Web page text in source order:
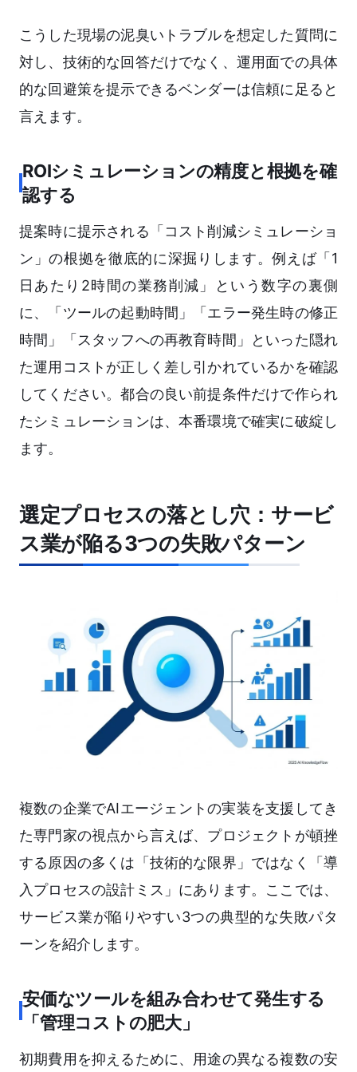
こうした現場の泥臭いトラブルを想定した質問に
対し、技術的な回答だけでなく、運用面での具体
的な回避策を提示できるベンダーは信頼に足ると
言えます。
ROIシミュレーションの精度と根拠を確
認する
提案時に提示される「コスト削減シミュレーショ
ン」の根拠を徹底的に深掘りします。例えば「1
日あたり2時間の業務削減」という数字の裏側
に、「ツールの起動時間」「エラー発生時の修正
時間」「スタッフへの再教育時間」といった隠れ
た運用コストが正しく差し引かれているかを確認
してください。都合の良い前提条件だけで作られ
たシミュレーションは、本番環境で確実に破綻し
ます。
選定プロセスの落とし穴：サービ
ス業が陥る3つの失敗パターン
複数の企業でAIエージェントの実装を支援してき
た専門家の視点から言えば、プロジェクトが頓挫
する原因の多くは「技術的な限界」ではなく「導
入プロセスの設計ミス」にあります。ここでは、
サービス業が陥りやすい3つの典型的な失敗パタ
ーンを紹介します。
安価なツールを組み合わせて発生する
「管理コストの肥大」
初期費用を抑えるために、用途の異なる複数の安